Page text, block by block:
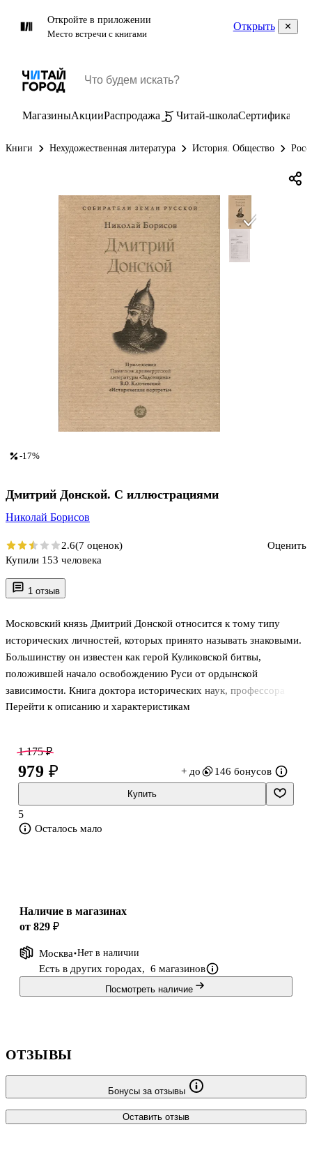
Откройте в приложении
Место встречи с книгами
Открыть
МагазиныАкцииРаспродажа Читай-школаСертификаты
Книги Нехудожественная литература История. Общество
1 отзыв
Московский князь Дмитрий Донской относится к тому типу
исторических личностей, которых принято называть знаковыми.
Большинству он известен как герой Куликовской битвы,
положившей начало освобождению Руси от ордынской
зависимости. Книга доктора исторических наук, профессора
Н.С. Борисова проливает свет на разные аспекты
хранителем русских земель, глубоко верующим человеком,
отважным воином и мудрым политиком.
Издание сопровождается публикацией произведения
«Задонщина» XIV столетия, а также биографического очерка
выдающегося русского историка В.О. Ключевского,
Перейти к описанию и характеристикам
-17%
Дмитрий Донской. С иллюстрациями
Николай Борисов
2.6(7 оценок)
Оценить
Купили 153 человека
1 175 ₽
979 ₽ + до 146 бонусов
Купить
5
Осталось мало
Наличие в магазинах
от 829 ₽
Москва Нет в наличии
Есть в других городах, 6 магазинов
Посмотреть наличие
ОТЗЫВЫ
Бонусы за отзывы
Оставить отзыв